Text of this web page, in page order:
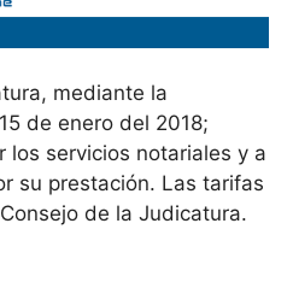
mediante la
de enero del 2018;
los servicios notariales y a
su prestación. Las tarifas
de la Judicatura.